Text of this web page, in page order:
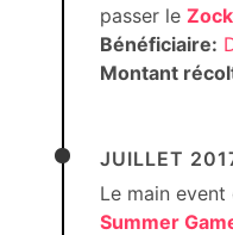
passer le
Bénéficiaire:
Montant
JUILLET
Le main
Summer